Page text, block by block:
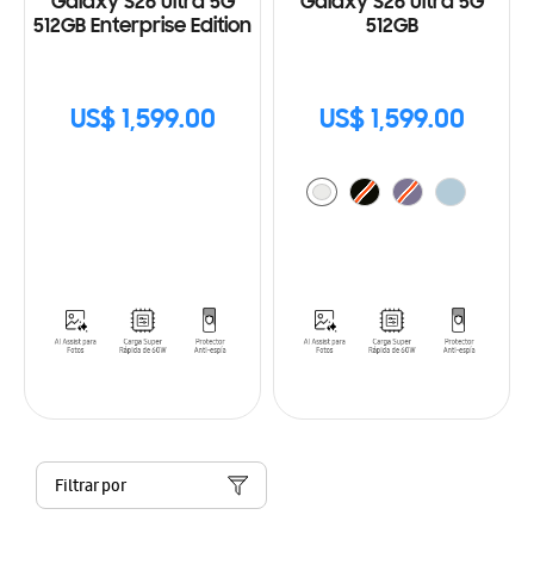
512GB Enterprise Edition
US$ 1,599.00
512GB
US$ 1,599.00
Filtrar por